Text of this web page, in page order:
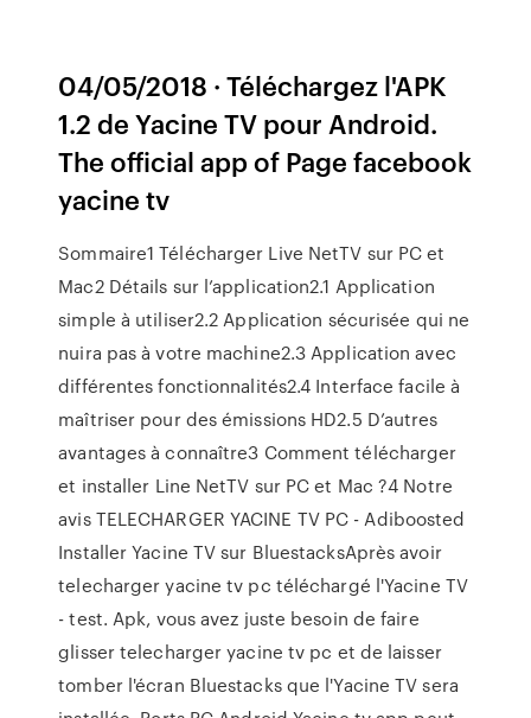
04/05/2018 · Téléchargez l'APK
1.2 de Yacine TV pour Android.
The official app of Page facebook
yacine tv
Sommaire1 Télécharger Live NetTV sur PC et
Mac2 Détails sur l’application2.1 Application
simple à utiliser2.2 Application sécurisée qui ne
nuira pas à votre machine2.3 Application avec
différentes fonctionnalités2.4 Interface facile à
maîtriser pour des émissions HD2.5 D’autres
avantages à connaître3 Comment télécharger
et installer Line NetTV sur PC et Mac ?4 Notre
avis TELECHARGER YACINE TV PC - Adiboosted
Installer Yacine TV sur BluestacksAprès avoir
telecharger yacine tv pc téléchargé l'Yacine TV
- test. Apk, vous avez juste besoin de faire
glisser telecharger yacine tv pc et de laisser
tomber l'écran Bluestacks que l'Yacine TV sera